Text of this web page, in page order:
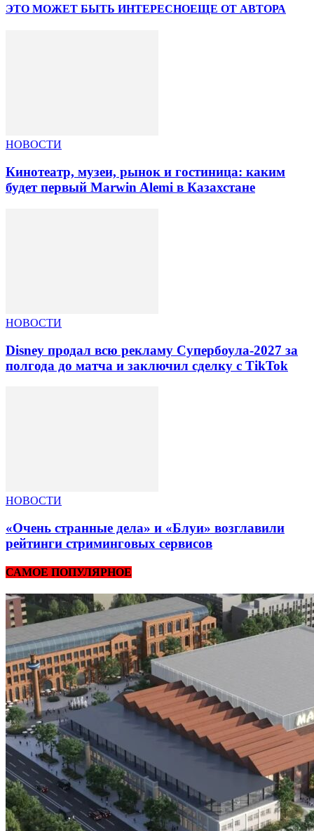
ЭТО МОЖЕТ БЫТЬ ИНТЕРЕСНОЕЩЕ ОТ АВТОРА
НОВОСТИ
Кинотеатр, музеи, рынок и гостиница: каким
будет первый Marwin Alemi в Казахстане
НОВОСТИ
Disney продал всю рекламу Супербоула-2027 за
полгода до матча и заключил сделку с TikTok
НОВОСТИ
«Очень странные дела» и «Блуи» возглавили
рейтинги стриминговых сервисов
САМОЕ ПОПУЛЯРНОЕ